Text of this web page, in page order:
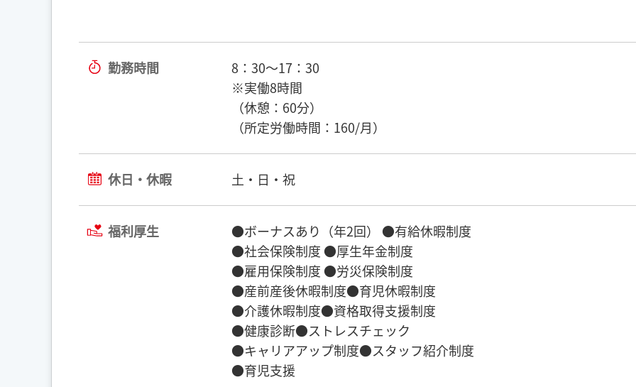
勤務時間
8：30～17：30
※実働8時間
（休憩：60分）
（所定労働時間：160/月）
休日・休暇 土・日・祝
福利厚生
●ボーナスあり（年2回） ●有給休暇制度
●社会保険制度 ●厚生年金制度
●雇用保険制度 ●労災保険制度
●産前産後休暇制度●育児休暇制度
●介護休暇制度●資格取得支援制度
●健康診断●ストレスチェック
●キャリアアップ制度●スタッフ紹介制度
●育児支援